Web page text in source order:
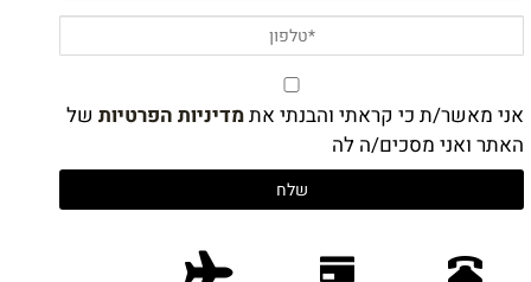
אני מאשר/ת כי קראתי והבנתי אתמדיניות הפרטיות של
האתר ואני מסכים/ה לה